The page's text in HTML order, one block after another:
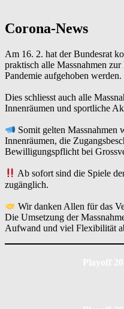
Corona-News
Am 16. 2. hat der Bundesrat
praktisch alle Massnahmen
Pandemie aufgehoben werden.
Dies schliesst auch alle
Innenräumen und sportliche
Somit gelten Massnahmen
Innenräumen, die
Bewilligungspflicht bei
Ab sofort sind die Spiele
zugänglich.
Wir danken Allen für das
Die Umsetzung der
Aufwand und viel Flexibilität